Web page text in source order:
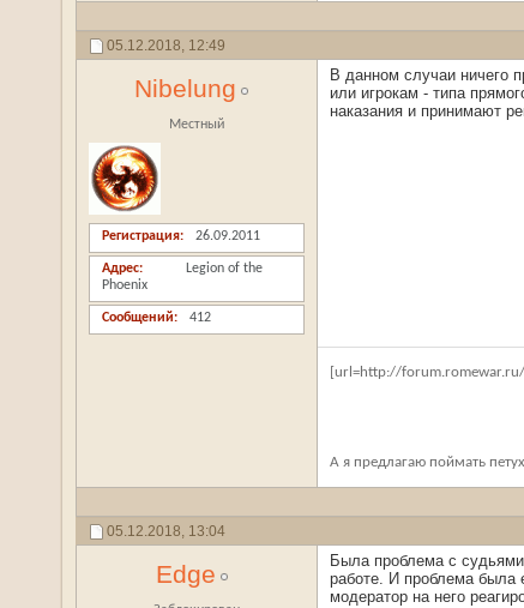
05.12.2018, 12:49
Nibelung
Местный
Регистрация 26.09.2011
Адрес
Legion of the
Phoenix
Сообщений 412
В данном случаи ничего
или игрокам - типа
наказания и принимают
[url=http://forum.romewar.ru/
А я предлагаю поймать
05.12.2018, 13:04
Edge
Была проблема с
работе. И проблема была
модератор на него